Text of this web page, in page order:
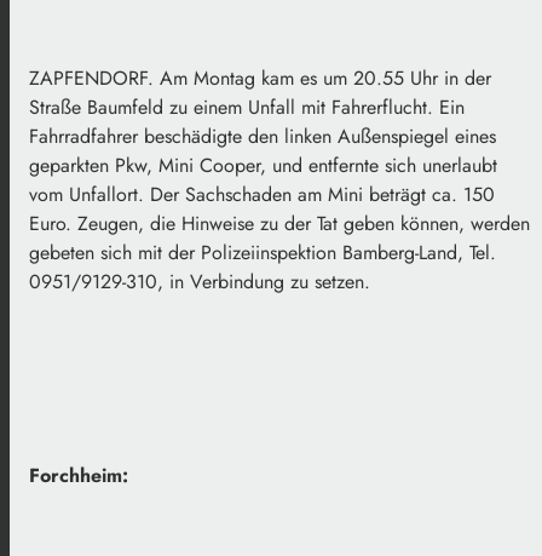
ZAPFENDORF. Am Montag kam es um 20.55 Uhr in der
Straße Baumfeld zu einem Unfall mit Fahrerflucht. Ein
Fahrradfahrer beschädigte den linken Außenspiegel eines
geparkten Pkw, Mini Cooper, und entfernte sich unerlaubt
vom Unfallort. Der Sachschaden am Mini beträgt ca. 150
Euro. Zeugen, die Hinweise zu der Tat geben können, werden
gebeten sich mit der Polizeiinspektion Bamberg-Land, Tel.
0951/9129-310, in Verbindung zu setzen.
Forchheim: